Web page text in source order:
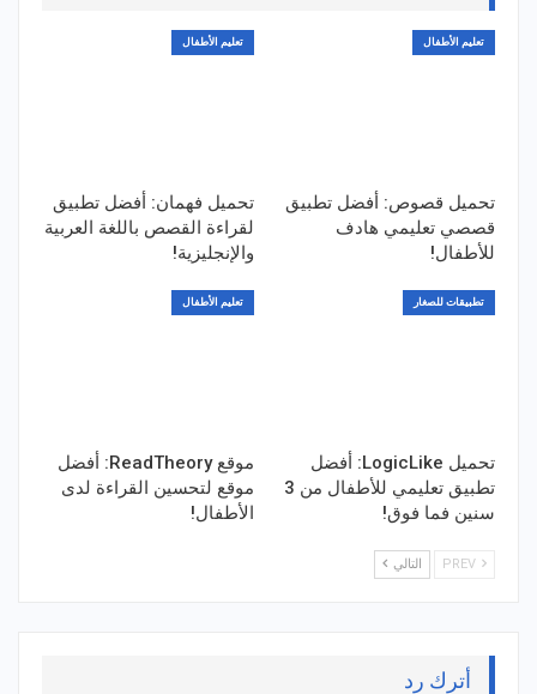
تعليم الأطفال
تحميل قصوص: أفضل تطبيق
قصصي تعليمي هادف
للأطفال!
تعليم الأطفال
تحميل فهمان: أفضل تطبيق
لقراءة القصص باللغة العربية
والإنجليزية!
تطبيقات للصغار
تحميل LogicLike: أفضل
تطبيق تعليمي للأطفال من 3
سنين فما فوق!
تعليم الأطفال
موقع ReadTheory: أفضل
موقع لتحسين القراءة لدى
الأطفال!
التالي
أترك رد